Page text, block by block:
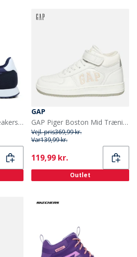
GAP Børn Nashville Sneakers Blå
GAP
GAP Piger Boston Mid Træningssko Hvid/Rose
Vejl. pris369,99 kr.
Var139,99 kr.
Current
119,99 kr.
Outlet